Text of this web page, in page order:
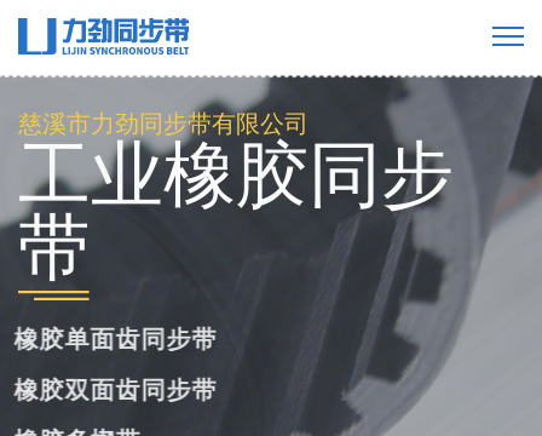
慈溪市力劲同步带有限公司
工业橡胶同步
带
橡胶单面齿同步带
橡胶双面齿同步带